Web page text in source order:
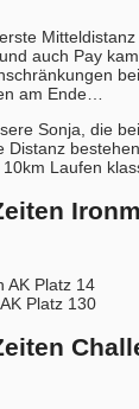
auch Pay
am Ende…
Sonja, die
Distanz
Laufen
AK Platz 14
Platz 130